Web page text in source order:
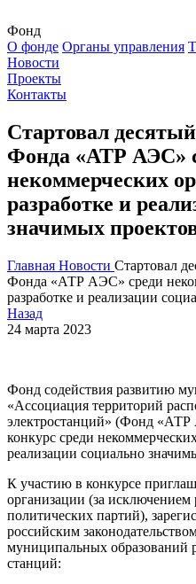
Фонд
О фонде Органы управления
Новости
Проекты
Контакты
Стартовал
Фонда «АТР АЭС»
некоммерческих
разработке и
значимых
Главная Новости Стартовал
Фонда «АТР АЭС» среди
разработке и реализации
Назад
24 марта 2023
Фонд содействия развитию
«Ассоциация территорий
электростанций» (Фонд
конкурс среди
реализации социально
К участию в конкурсе
организации (за
политических партий),
российским
муниципальных образований
станций: